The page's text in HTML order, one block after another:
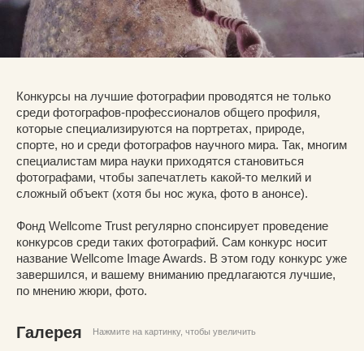
Конкурсы на лучшие фотографии проводятся не только
среди фотографов-профессионалов общего профиля,
которые специализируются на портретах, природе,
спорте, но и среди фотографов научного мира. Так, многим
специалистам мира науки приходятся становиться
фотографами, чтобы запечатлеть какой-то мелкий и
сложный объект (хотя бы нос жука, фото в анонсе).
Фонд Wellcome Trust регулярно спонсирует проведение
конкурсов среди таких фотографий. Сам конкурс носит
название Wellcome Image Awards. В этом году конкурс уже
завершился, и вашему вниманию предлагаются лучшие,
по мнению жюри, фото.
Галерея Нажмите на картинку, чтобы увеличить